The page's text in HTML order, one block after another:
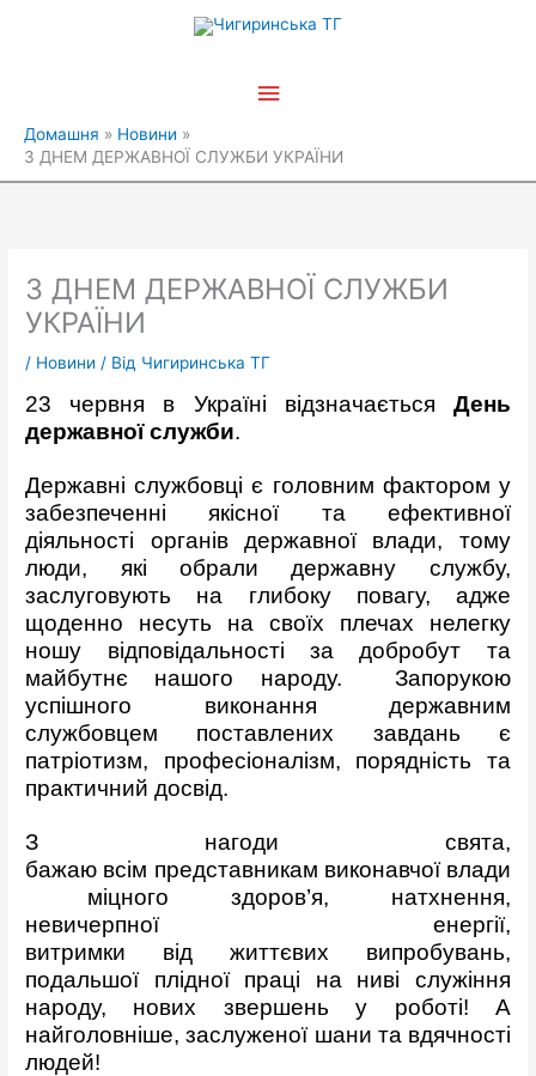
Головне
Домашня
Новини
З ДНЕМ ДЕРЖАВНОЇ СЛУЖБИ УКРАЇНИ
З ДНЕМ ДЕРЖАВНОЇ СЛУЖБИ
УКРАЇНИ
/ Новини / Від Чигиринська ТГ
23 червня в Україні відзначається День
державної служби.
Державні службовці є головним фактором у
забезпеченні якісної та ефективної
діяльності органів державної влади, тому
люди, які обрали державну службу,
заслуговують на глибоку повагу, адже
щоденно несуть на своїх плечах нелегку
ношу відповідальності за добробут та
майбутнє нашого народу. Запорукою
успішного виконання державним
службовцем поставлених завдань є
патріотизм, професіоналізм, порядність та
практичний досвід.
З нагоди свята,
бажаю всім представникам виконавчої влади
міцного здоров’я, натхнення,
невичерпної енергії,
витримки від життєвих випробувань,
подальшої плідної праці на ниві служіння
народу, нових звершень у роботі! А
найголовніше, заслуженої шани та вдячності
людей!